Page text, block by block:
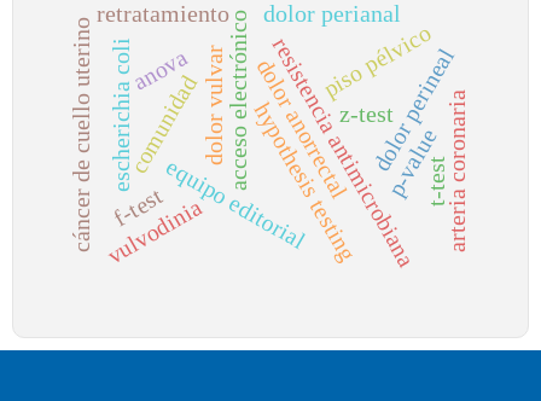
equipo editorial
acceso electrónico
comunidad
escherichia coli resistencia antimicrobiana
dolor perineal
vulvodinia
dolor vulvar
dolor perianal
piso pélvico
dolor anorrectal
retratamiento
cáncer de cuello uterino hypothesis testing p-value
z-test
t-test
anova
f-test arteria coronaria